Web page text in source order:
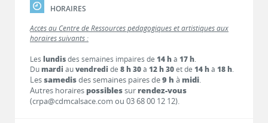
HORAIRES
Accès au Centre de Ressources pédagogiques et artistiques aux
horaires suivants :
Les lundisdes semaines impaires de 14 hà 17 h.
Dumardi auvendredi de 8 h 30à 12 h 30et de 14 hà 18 h.
Lessamedisdes semaines paires de9 h à midi.
Autres horaires possiblessur rendez-vous
(crpa@cdmcalsace.com ou 03 68 00 12 12).